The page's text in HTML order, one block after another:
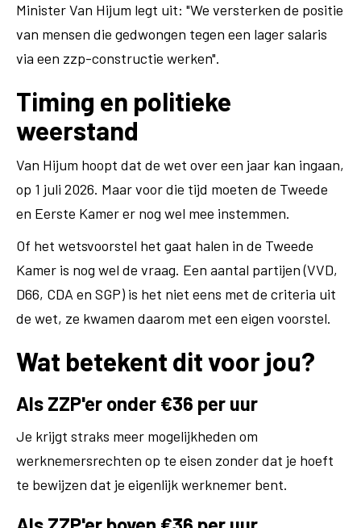
Minister Van Hijum legt uit: "We versterken de positie
van mensen die gedwongen tegen een lager salaris
via een zzp-constructie werken".
Timing en politieke
weerstand
Van Hijum hoopt dat de wet over een jaar kan ingaan,
op 1 juli 2026. Maar voor die tijd moeten de Tweede
en Eerste Kamer er nog wel mee instemmen.
Of het wetsvoorstel het gaat halen in de Tweede
Kamer is nog wel de vraag. Een aantal partijen (VVD,
D66, CDA en SGP) is het niet eens met de criteria uit
de wet, ze kwamen daarom met een eigen voorstel.
Wat betekent dit voor jou?
Als ZZP'er onder €36 per uur
Je krijgt straks meer mogelijkheden om
werknemersrechten op te eisen zonder dat je hoeft
te bewijzen dat je eigenlijk werknemer bent.